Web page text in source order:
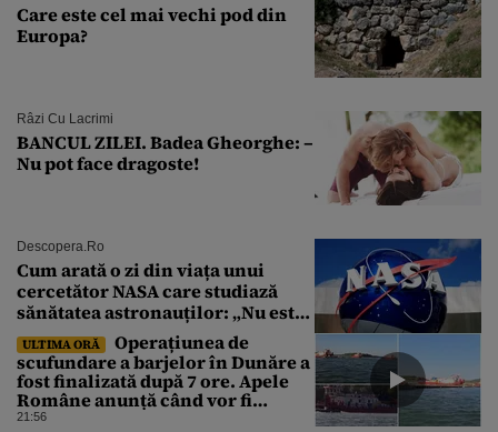
Care este cel mai vechi pod din
Europa?
Râzi Cu Lacrimi
BANCUL ZILEI. Badea Gheorghe: –
Nu pot face dragoste!
Descopera.ro
Cum arată o zi din viața unui
cercetător NASA care studiază
sănătatea astronauților: „Nu este
o știință complicată”
ULTIMA ORĂ
Operațiunea de
scufundare a barjelor în Dunăre a
fost finalizată după 7 ore. Apele
Române anunță când vor fi
simțite efectele
21:56